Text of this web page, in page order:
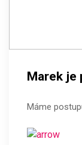
Marek je
Máme